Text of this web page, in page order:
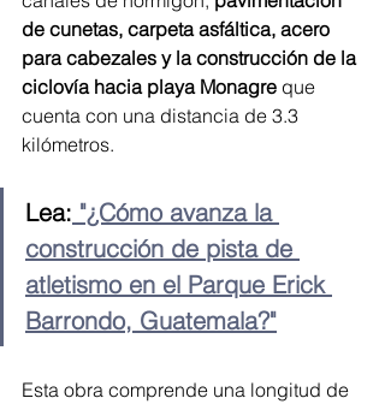
de cunetas, carpeta asfáltica, acero
para cabezales y la construcción de la
ciclovía hacia playa Monagre que
cuenta con una distancia de 3.3
kilómetros.
Lea: "¿Cómo avanza la
construcción de pista de
atletismo en el Parque Erick
Barrondo, Guatemala?"
Esta obra comprende una longitud de